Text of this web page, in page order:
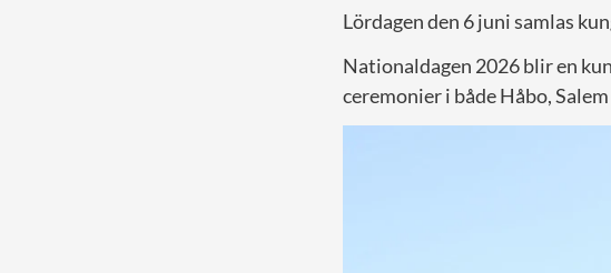
Lördagen den 6 juni samlas
Nationaldagen 2026 blir en
ceremonier i både Håbo,